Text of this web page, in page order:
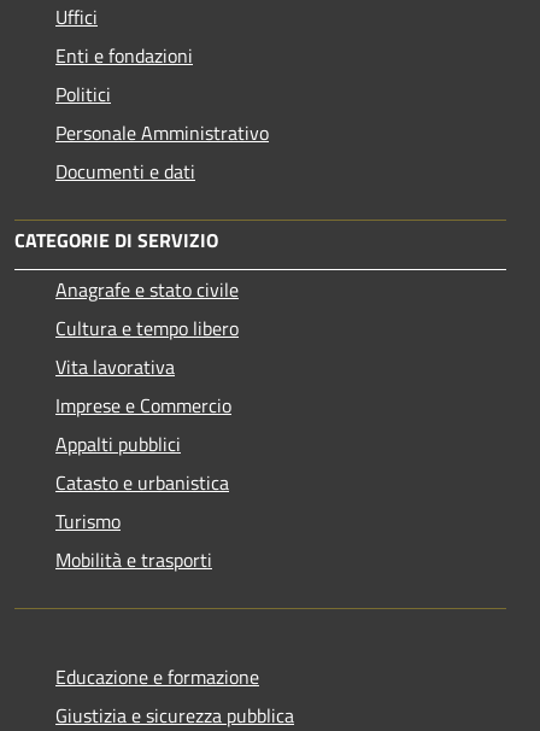
Uffici
Enti e fondazioni
Politici
Personale Amministrativo
Documenti e dati
CATEGORIE DI SERVIZIO
Anagrafe e stato civile
Cultura e tempo libero
Vita lavorativa
Imprese e Commercio
Appalti pubblici
Catasto e urbanistica
Turismo
Mobilità e trasporti
Educazione e formazione
Giustizia e sicurezza pubblica